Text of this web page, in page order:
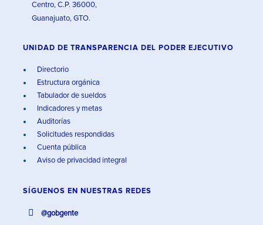
Centro, C.P. 36000,
Guanajuato, GTO.
UNIDAD DE TRANSPARENCIA DEL PODER EJECUTIVO
Directorio
Estructura orgánica
Tabulador de sueldos
Indicadores y metas
Auditorías
Solicitudes respondidas
Cuenta pública
Aviso de privacidad integral
SÍGUENOS EN NUESTRAS REDES
@gobgente